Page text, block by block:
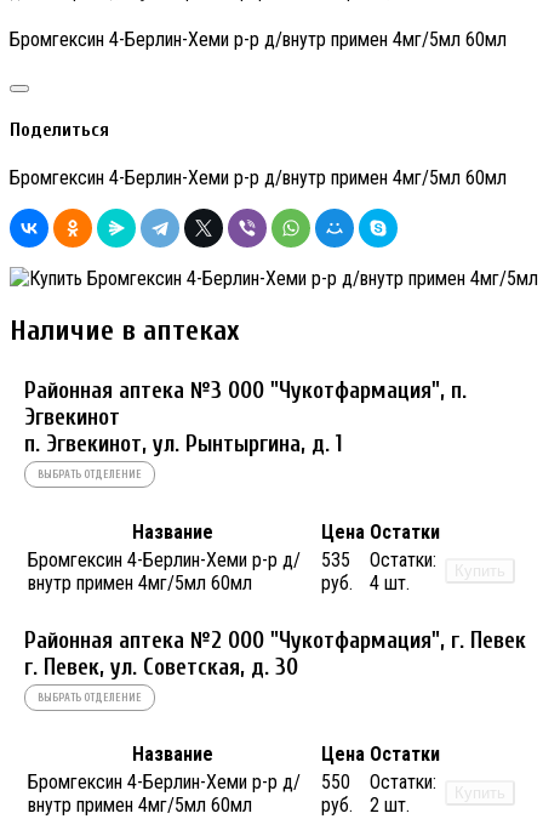
Бромгексин 4-Берлин-Хеми р-р д/внутр примен 4мг/5мл 60мл
Поделиться
Бромгексин 4-Берлин-Хеми р-р д/внутр примен 4мг/5мл 60мл
Наличие в аптеках
Районная аптека №3 ООО "Чукотфармация", п.
Эгвекинот
п. Эгвекинот, ул. Рынтыргина, д. 1
ВЫБРАТЬ ОТДЕЛЕНИЕ
Название Цена Остатки
Бромгексин 4-Берлин-Хеми р-р д/
внутр примен 4мг/5мл 60мл
535
руб.
Остатки:
4 шт.
Купить
Районная аптека №2 ООО "Чукотфармация", г. Певек
г. Певек, ул. Советская, д. 30
ВЫБРАТЬ ОТДЕЛЕНИЕ
Название Цена Остатки
Бромгексин 4-Берлин-Хеми р-р д/
внутр примен 4мг/5мл 60мл
550
руб.
Остатки:
2 шт.
Купить